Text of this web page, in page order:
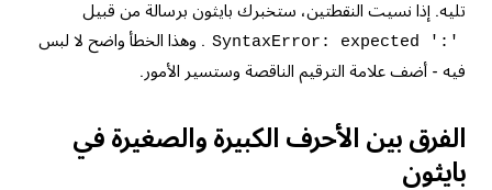
تليه. إذا نسيت النقطتين، ستخبرك بايثون برسالة من قبيل
SyntaxError: expected ':' . وهذا الخطأ واضح لا لبس
فيه - أضف علامة الترقيم الناقصة وستسير الأمور.
الفرق بين الأحرف الكبيرة والصغيرة في
بايثون